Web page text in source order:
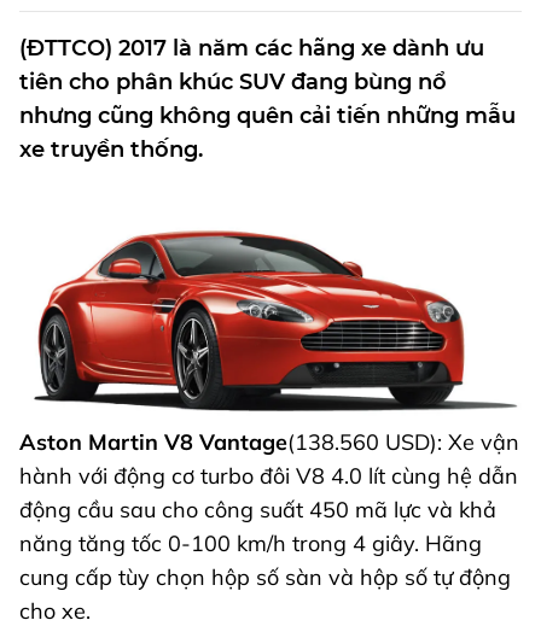
(ĐTTCO) 2017 là năm các hãng xe dành ưu
tiên cho phân khúc SUV đang bùng nổ
nhưng cũng không quên cải tiến những mẫu
xe truyền thống.
Aston Martin V8 Vantage(138.560 USD): Xe vận
hành với động cơ turbo đôi V8 4.0 lít cùng hệ dẫn
động cầu sau cho công suất 450 mã lực và khả
năng tăng tốc 0-100 km/h trong 4 giây. Hãng
cung cấp tùy chọn hộp số sàn và hộp số tự động
cho xe.